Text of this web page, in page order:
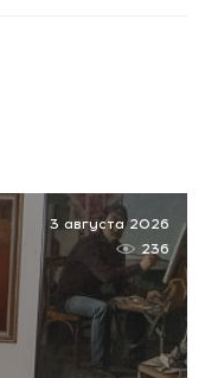
3 августа 2026
236